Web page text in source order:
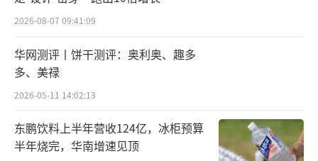
看，DR007加权平均利率下降至1.8336%，高
于政策利率水平。
截至7月31日，Shibor隔夜继续上行14.3个
基点，报1.782%；7天Shibor进一步下行4.2个
基点，报1.772%；另外14天Shibor同样下行4.
7个基点，报1.84%。
2026-08-07 09:41:09
华网测评丨饼干测评：奥利奥、趣多
多、美禄
2026-05-11 14:02:13
东鹏饮料上半年营收124亿，冰柜预算
半年烧完，华南增速见顶